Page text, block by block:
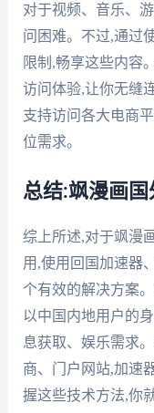
对于视频、音乐、
问困难。不过,通过
限制,畅享这些内容
访问体验,让你无缝
支持访问各大电商
位需求。
总结:飒漫画
综上所述,对于飒漫
用,使用回国加速器
个有效的解决方案
以中国内地用户的
息获取、娱乐需求
商、门户网站,加速
握这些技术方法,你